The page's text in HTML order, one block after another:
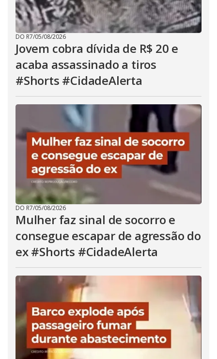
DO R7/05/08/2026
Jovem cobra dívida de R$ 20 e
acaba assassinado a tiros
#Shorts #CidadeAlerta
DO R7/05/08/2026
Mulher faz sinal de socorro e
consegue escapar de agressão do
ex #Shorts #CidadeAlerta